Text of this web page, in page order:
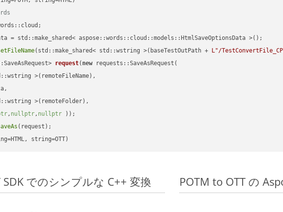
= std::make_shared< aspose::words::cloud::models::HtmlSaveOptionsData >();
(std::make_shared< std::wstring >(baseTestOutPath + L"/
request( new requests::SaveAsRequest(
>(remoteFileName),
>(remoteFolder),
, nullptr, nullptr ))
(request);
string=OTT)
SDK でのシンプルな C++ 変換 POTM to OTT の